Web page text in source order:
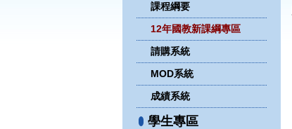
課程綱要
12年國教新課綱專區
請購系統
MOD系統
成績系統
學生專區